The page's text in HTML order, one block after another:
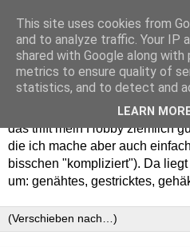
Willkommen in meinem
das trifft mein Hobby ziemlich
die ich mache aber auch
bisschen "kompliziert"). Da
um: genähtes, gestricktes,
This site uses cookies from
and to analyze traffic. Your IP
shared with Google along
metrics to ensure quality of
statistics, and to detect and
LEARN